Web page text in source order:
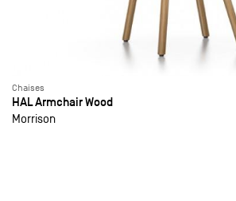
Chaises
HAL Armchair Wood
Morrison